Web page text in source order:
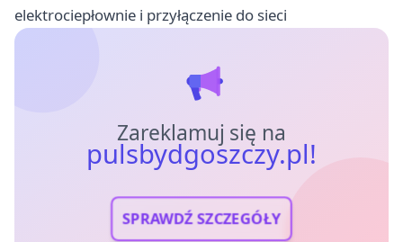
elektrociepłownie i przyłączenie do sieci
Zareklamuj się na
pulsbydgoszczy.pl!
SPRAWDŹ SZCZEGÓŁY